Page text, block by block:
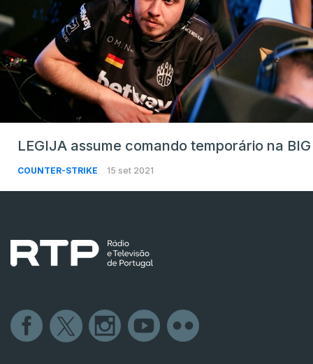
LEGIJA assume comando temporário na BIG
COUNTER-STRIKE 15 set 2021